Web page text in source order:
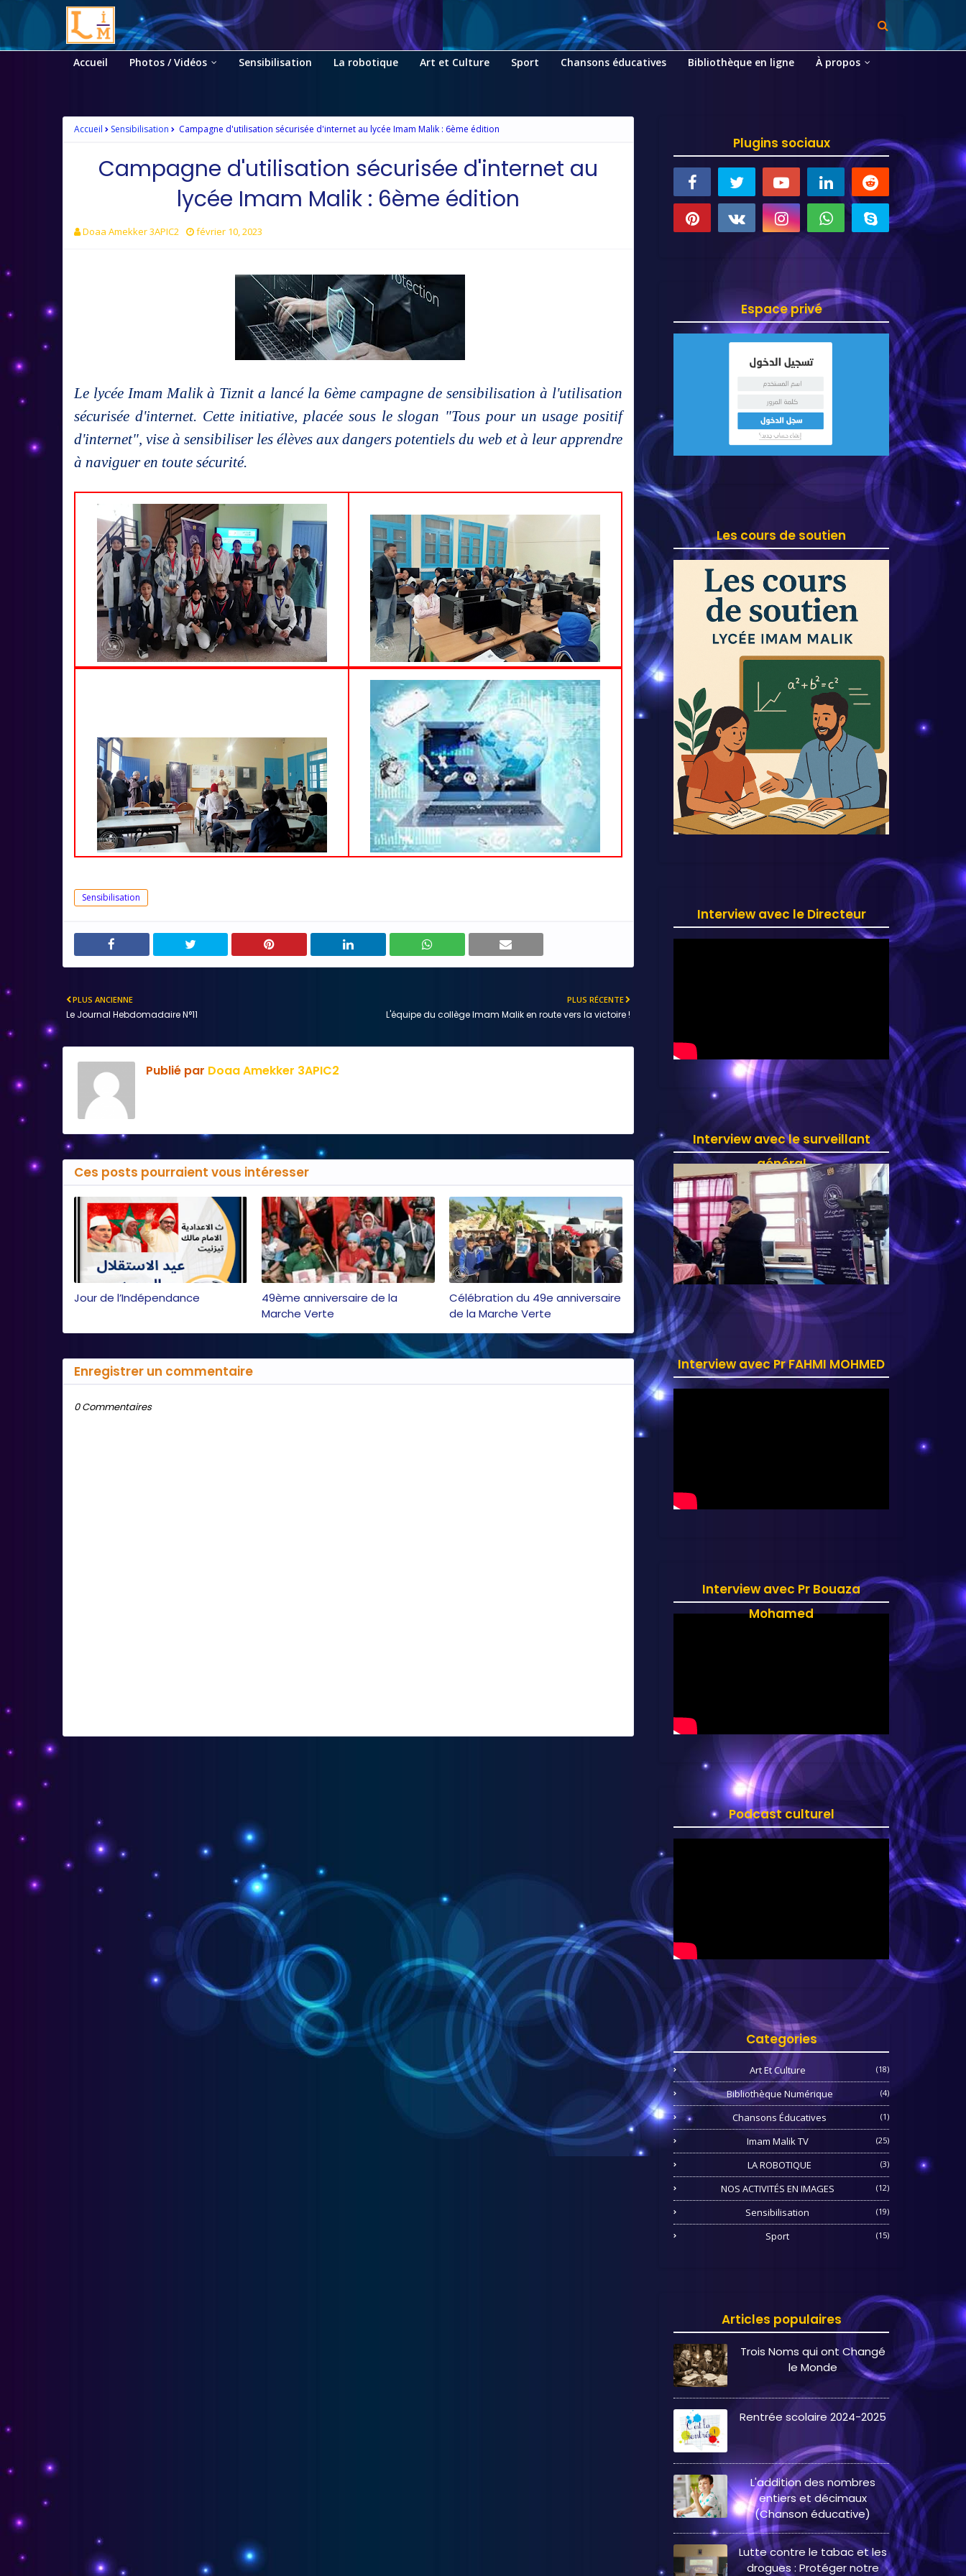
Accueil Photos / Vidéos Sensibilisation La robotique Art et Culture Sport Chansons éducatives Bibliothèque en ligne À propos
Accueil Sensibilisation Campagne d'utilisation sécurisée d'internet au lycée Imam Malik : 6ème édition
Campagne d'utilisation sécurisée d'internet au
lycée Imam Malik : 6ème édition
Doaa Amekker 3APIC2 février 10, 2023
Le lycée Imam Malik à Tiznit a lancé la 6ème campagne de sensibilisation à l'utilisation
sécurisée d'internet. Cette initiative, placée sous le slogan "Tous pour un usage positif
d'internet", vise à sensibiliser les élèves aux dangers potentiels du web et à leur apprendre
à naviguer en toute sécurité.
Sensibilisation
PLUS RÉCENTE
L'équipe du collège Imam Malik en route vers la victoire !
PLUS ANCIENNE
Le Journal Hebdomadaire N°11
Publié par Doaa Amekker 3APIC2
Ces posts pourraient vous intéresser
Jour de l’Indépendance
49ème anniversaire de la
Marche Verte
Célébration du 49e anniversaire
de la Marche Verte
Enregistrer un commentaire
0 Commentaires
Plugins sociaux
Espace privé
Les cours de soutien
Interview avec le Directeur
Interview avec le surveillant
général
Interview avec Pr FAHMI MOHMED
Interview avec Pr Bouaza
Mohamed
Podcast culturel
Categories
Art Et Culture (18)
Bibliothèque Numérique (4)
Chansons Éducatives (1)
Imam Malik TV (25)
LA ROBOTIQUE (3)
NOS ACTIVITÉS EN IMAGES (12)
Sensibilisation (19)
Sport (15)
Articles populaires
Trois Noms qui ont Changé
le Monde
Rentrée scolaire 2024-2025
L'addition des nombres
entiers et décimaux
(Chanson éducative)
Lutte contre le tabac et les
drogues : Protéger notre